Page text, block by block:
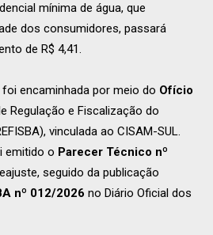
mínima de água, que
dos consumidores, passará
de R$ 4,41.
encaminhada por meio do Ofício
Regulação e Fiscalização do
vinculada ao CISAM-SUL.
emitido o Parecer Técnico nº
seguido da publicação
nº 012/2026 no Diário Oficial dos